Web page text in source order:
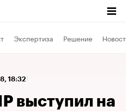
Экспертиза Решение
18:32
выступил на